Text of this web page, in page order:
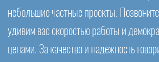
небольшие частные проекты.
удивим вас скоростью работы и
ценами. За качество и надежность